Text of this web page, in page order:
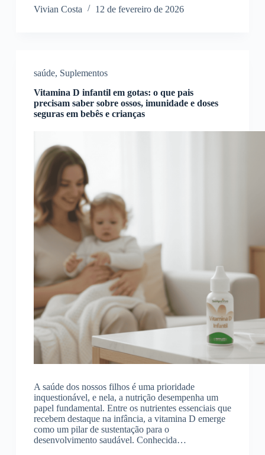
Vivian Costa 12 de fevereiro de 2026
saúde, Suplementos
Vitamina D infantil em gotas: o que pais
precisam saber sobre ossos, imunidade e doses
seguras em bebês e crianças
A saúde dos nossos filhos é uma prioridade
inquestionável, e nela, a nutrição desempenha um
papel fundamental. Entre os nutrientes essenciais que
recebem destaque na infância, a vitamina D emerge
como um pilar de sustentação para o
desenvolvimento saudável. Conhecida…